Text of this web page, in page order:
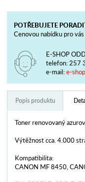
POTŘEBUJETE
Cenovou nabídku pro
E-SHOP
telefon: 257
e-mail:e-
Popis produktu
Toner renovovaný
Výtěžnost cca. 4.000
Kompatibilita:
CANON MF 8450,